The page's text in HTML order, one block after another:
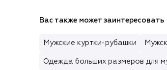
Вас также может заинтересовать
Мужские куртки-рубашки
Одежда больших размеров для